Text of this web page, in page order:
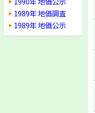
1989年 地価調査
1989年 地価公示